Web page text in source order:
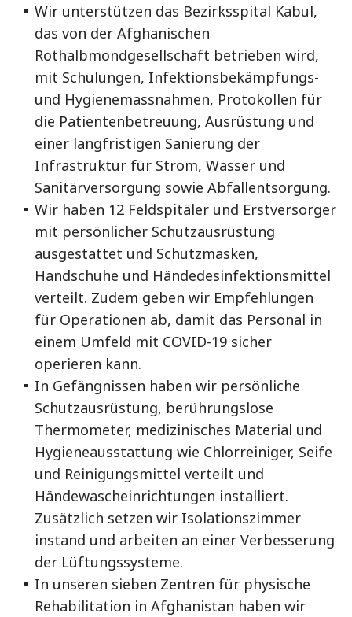
Wir unterstützen das Bezirksspital Kabul,
das von der Afghanischen
Rothalbmondgesellschaft betrieben wird,
mit Schulungen, Infektionsbekämpfungs-
und Hygienemassnahmen, Protokollen für
die Patientenbetreuung, Ausrüstung und
einer langfristigen Sanierung der
Infrastruktur für Strom, Wasser und
Sanitärversorgung sowie Abfallentsorgung.
Wir haben 12 Feldspitäler und Erstversorger
mit persönlicher Schutzausrüstung
ausgestattet und Schutzmasken,
Handschuhe und Händedesinfektionsmittel
verteilt. Zudem geben wir Empfehlungen
für Operationen ab, damit das Personal in
einem Umfeld mit COVID-19 sicher
operieren kann.
In Gefängnissen haben wir persönliche
Schutzausrüstung, berührungslose
Thermometer, medizinisches Material und
Hygieneausstattung wie Chlorreiniger, Seife
und Reinigungsmittel verteilt und
Händewascheinrichtungen installiert.
Zusätzlich setzen wir Isolationszimmer
instand und arbeiten an einer Verbesserung
der Lüftungssysteme.
In unseren sieben Zentren für physische
Rehabilitation in Afghanistan haben wir